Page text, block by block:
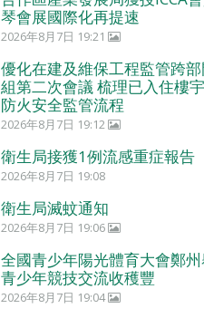
琴會展國際化再提速
2026年8月7日 19:21
優化在建及維保工程監管跨
組第二次會議 梳理已入住樓
防火安全監管流程
2026年8月7日 19:12
衛生局接獲1例流感重症報告
2026年8月7日 19:08
衛生局滅蚊通知
2026年8月7日 19:06
全國青少年陽光體育大會鄭
青少年競技交流收穫豐
2026年8月7日 19:04